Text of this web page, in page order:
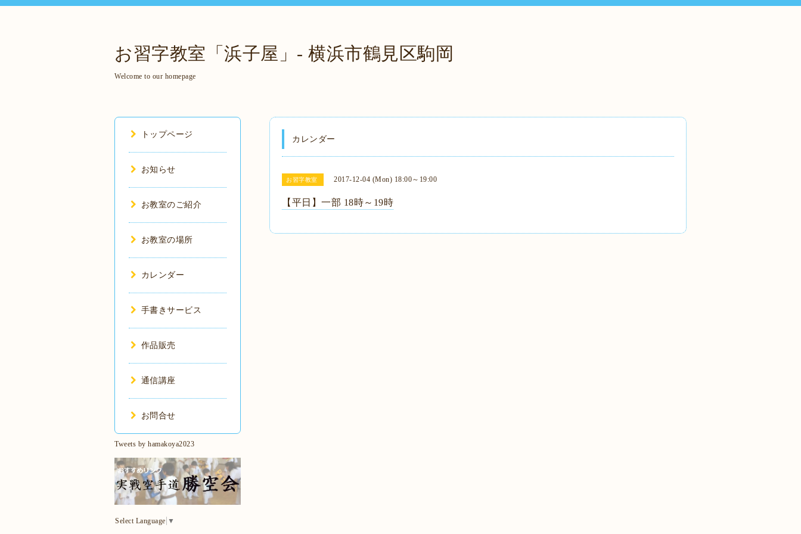
お習字教室「浜子屋」- 横浜市鶴見区駒岡
Welcome to our homepage
カレンダー
お習字教室 2017-12-04 (Mon) 18:00～19:00
【平日】一部 18時～19時
トップページ
お知らせ
お教室のご紹介
お教室の場所
カレンダー
手書きサービス
作品販売
通信講座
お問合せ
Tweets by hamakoya2023
Select Language ▼